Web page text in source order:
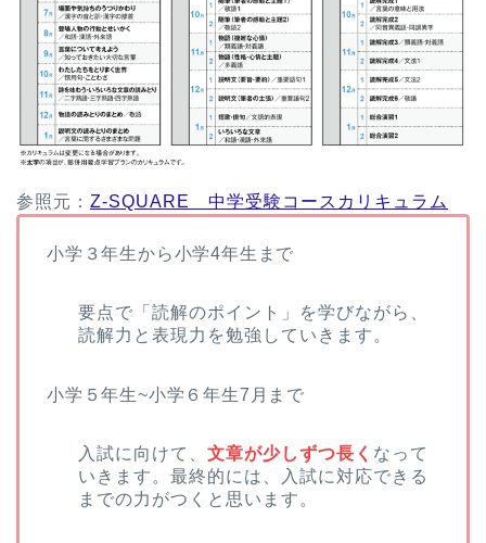
参照元： Z-SQUARE 中学受験コースカリキュラム
小学３年生から小学4年生まで
要点で「読解のポイント」を学びながら、
読解力と表現力を勉強していきます。
小学５年生~小学６年生7月まで
入試に向けて、 文章が少しずつ長く なって
いきます。最終的には、入試に対応できる
までの力がつくと思います。